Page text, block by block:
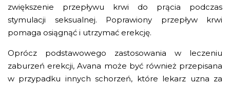
zwiększenie przepływu krwi do prącia podczas
stymulacji seksualnej. Poprawiony przepływ krwi
pomaga osiągnąć i utrzymać erekcję.
Oprócz podstawowego zastosowania w leczeniu
zaburzeń erekcji, Avana może być również przepisana
w przypadku innych schorzeń, które lekarz uzna za